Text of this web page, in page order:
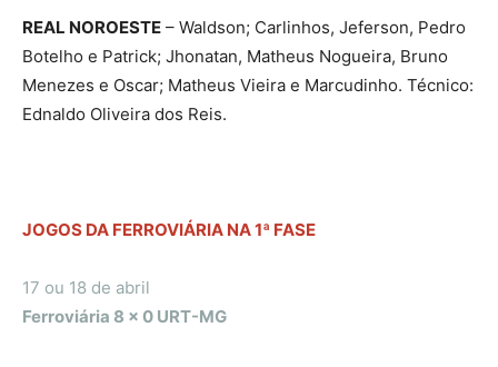
REAL NOROESTE – Waldson; Carlinhos, Jeferson, Pedro
Botelho e Patrick; Jhonatan, Matheus Nogueira, Bruno
Menezes e Oscar; Matheus Vieira e Marcudinho. Técnico:
Ednaldo Oliveira dos Reis.
JOGOS DA FERROVIÁRIA NA 1ª FASE
17 ou 18 de abril
Ferroviária 8 x 0 URT-MG